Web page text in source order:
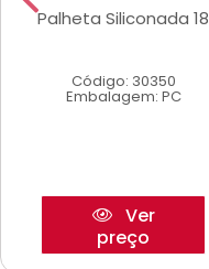
Palheta Siliconada 18
Código: 30350
Embalagem: PC
Ver
preço